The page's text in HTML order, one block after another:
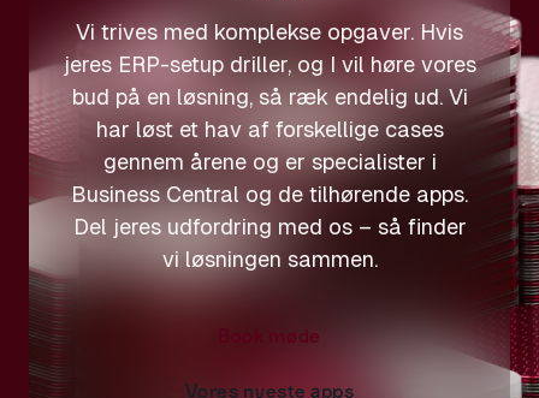
Vi trives med komplekse opgaver. Hvis
jeres ERP-setup driller, og I vil høre vores
bud på en løsning, så ræk endelig ud. Vi
har løst et hav af forskellige cases
gennem årene og er specialister i
Business Central og de tilhørende apps.
Del jeres udfordring med os – så finder
vi løsningen sammen.
Book møde
Vores nyeste apps